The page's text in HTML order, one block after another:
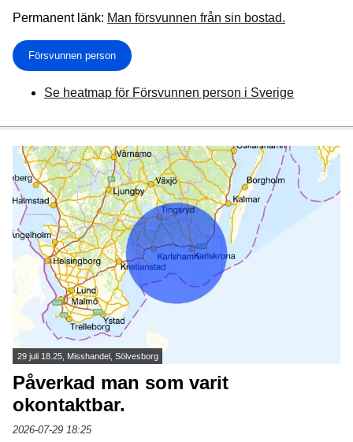
Permanent länk: Man försvunnen från sin bostad.
Försvunnen person
Se heatmap för Försvunnen person i Sverige
29 juli 18.25, Misshandel, Sölvesborg
Påverkad man som varit
okontaktbar.
2026-07-29 18:25